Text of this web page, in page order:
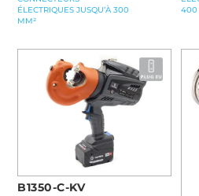
ÉLECTRIQUES JUSQU’À 300
MM²
400
B1350-C-KV